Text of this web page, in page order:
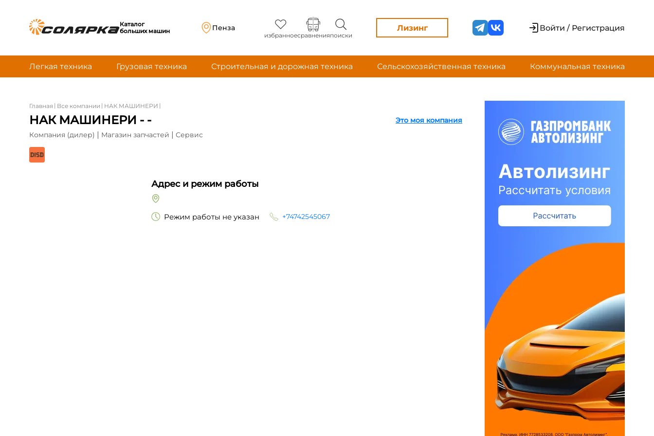
Каталог
больших машин
Пенза
избранноесравненияпоиски
Лизинг Войти / Регистрация
Легкая техника Грузовая техника Строительная и дорожная техника Сельскохозяйственная техника Коммунальная техника
Главная | Все компании | НАК МАШИНЕРИ |
НАК МАШИНЕРИ - -
Это моя компания
Компания (дилер) | Магазин запчастей | Сервис
Адрес и режим работы
Режим работы не указан +74742545067